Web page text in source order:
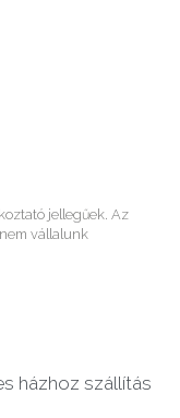
jellegűek. Az
vállalunk
házhoz szállítás